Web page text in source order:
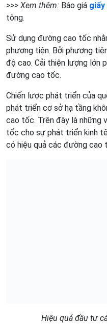
>>> Xem thêm: Báo giá giấy
tông.
Sử dụng đường cao tốc
phương tiện. Bởi phương
độ cao. Cải thiện lượng lớn
đường cao tốc.
Chiến lược phát triển của
phát triển cơ sở hạ tầng
cao tốc. Trên đây là những
tốc cho sự phát triển kinh
có hiệu quả các đường cao
Hiệu quả đầu tư